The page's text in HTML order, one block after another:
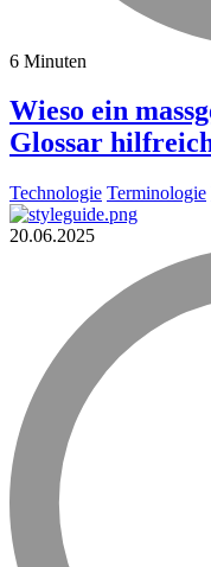
6 Minuten
Wieso ein
Glossar
Technologie Terminologie
20.06.2025